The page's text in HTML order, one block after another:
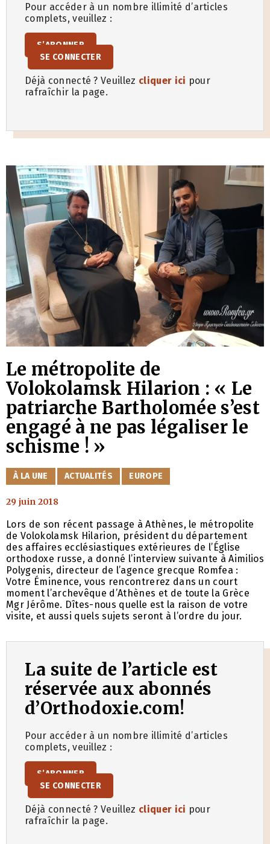
Pour accéder à un nombre illimité d’articles
complets, veuillez :
S’ABONNER
SE CONNECTER
Déjà connecté ? Veuillez cliquer ici pour
rafraîchir la page.
Le métropolite de
Volokolamsk Hilarion : « Le
patriarche Bartholomée s’est
engagé à ne pas légaliser le
schisme ! »
CATÉGORIES
À LA UNE ACTUALITÉS EUROPE
29 juin 2018
Lors de son récent passage à Athènes, le métropolite
de Volokolamsk Hilarion, président du département
des affaires ecclésiastiques extérieures de l’Église
orthodoxe russe, a donné l’interview suivante à Aimilios
Polygenis, directeur de l’agence grecque Romfea :
Votre Éminence, vous rencontrerez dans un court
moment l’archevêque d’Athènes et de toute la Grèce
Mgr Jérôme. Dîtes-nous quelle est la raison de votre
visite, et aussi quels sujets seront à l’ordre du jour.
La suite de l’article est
réservée aux abonnés
d’Orthodoxie.com!
Pour accéder à un nombre illimité d’articles
complets, veuillez :
S’ABONNER
SE CONNECTER
Déjà connecté ? Veuillez cliquer ici pour
rafraîchir la page.